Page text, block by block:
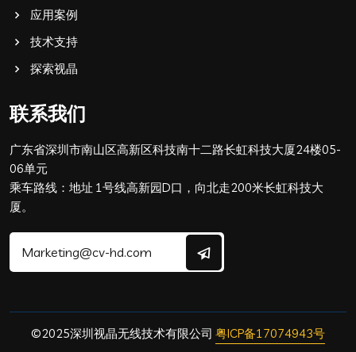
应用案例
技术支持
探索视晶
联系我们
广东省深圳市南山区高新区科技南十二路长虹科技大厦24楼05-
06单元
乘车路线：地址 1号线高新园D口，向北走200米长虹科技大
厦。
©2025深圳视晶无线技术有限公司 粤ICP备17074943号